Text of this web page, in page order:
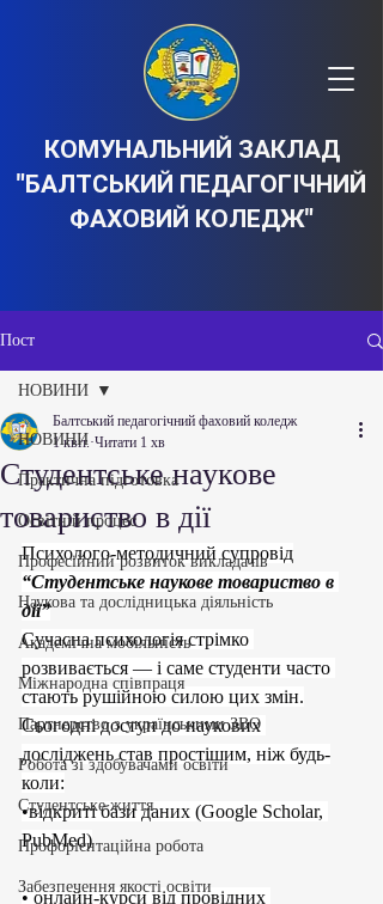
КОМУНАЛЬНИЙ ЗАКЛАД
"БАЛТСЬКИЙ ПЕДАГОГІЧНИЙ
ФАХОВИЙ КОЛЕДЖ"
Пост
НОВИНИ
Практична підготовка
Освітній процес
Професійний розвиток викладачів
Наукова та дослідницька діяльність
Академічна мобільність
Міжнародна співпраця
Партнерство з українськими ЗВО
Робота зі здобувачами освіти
Студентське життя
Профорієнтаційна робота
Забезпечення якості освіти
НОВИНИ
Студентське наукове
товариство в дії
Балтський педагогічний фаховий коледж
1 квіт. Читати 1 хв
Психолого-методичний супровід
“Студентське наукове товариство в
дії”
Сучасна психологія стрімко
розвивається — і саме студенти часто
стають рушійною силою цих змін.
Сьогодні доступ до наукових
досліджень став простішим, ніж будь-
коли:
•відкриті бази даних (Google Scholar,
PubMed)
• онлайн-курси від провідних